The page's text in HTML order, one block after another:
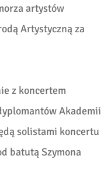
artystów
Artystyczną za
z koncertem
Akademii
solistami koncertu
batutą Szymona